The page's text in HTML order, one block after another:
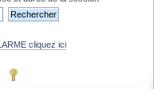
cliquez ici